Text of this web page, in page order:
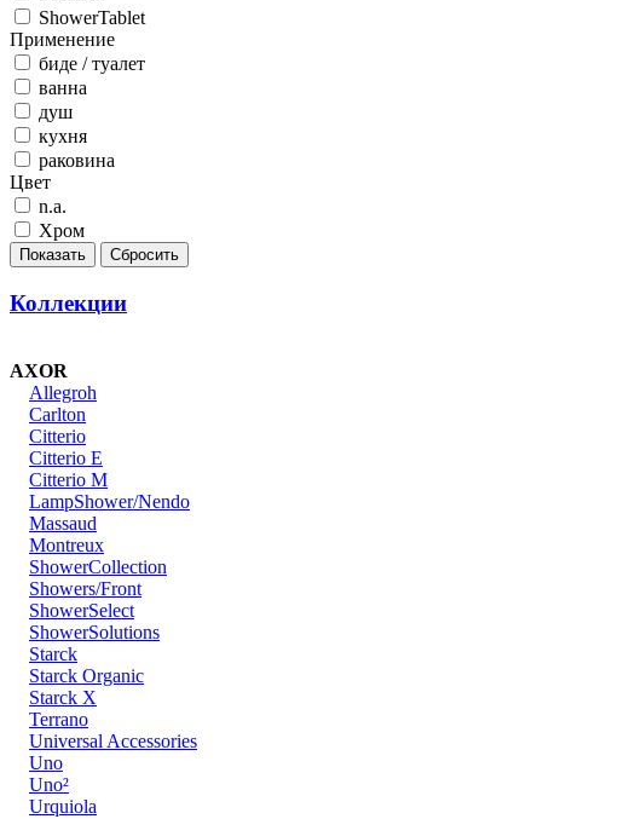
ShowerTablet
Применение
биде / туалет
ванна
душ
кухня
раковина
Цвет
n.a.
Хром
Коллекции
AXOR
Allegroh
Carlton
Citterio
Citterio E
Citterio M
LampShower/Nendo
Massaud
Montreux
ShowerCollection
Showers/Front
ShowerSelect
ShowerSolutions
Starck
Starck Organic
Starck X
Terrano
Universal Accessories
Uno
Uno²
Urquiola